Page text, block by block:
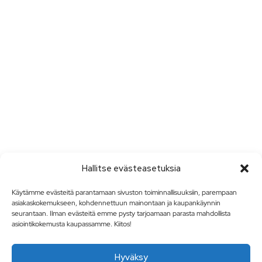
Hallitse evästeasetuksia
Käytämme evästeitä parantamaan sivuston toiminnallisuuksiin, parempaan
asiakaskokemukseen, kohdennettuun mainontaan ja kaupankäynnin
seurantaan. Ilman evästeitä emme pysty tarjoamaan parasta mahdollista
asiointikokemusta kaupassamme. Kiitos!
Hyväksy